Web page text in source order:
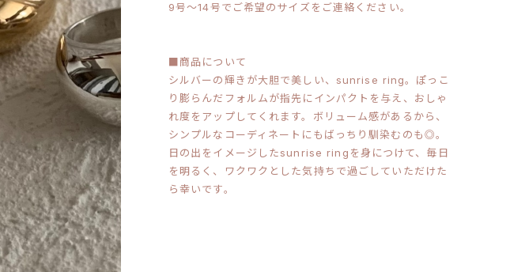
9号〜14号でご希望のサイズをご連絡ください。
■商品について
シルバーの輝きが大胆で美しい、sunrise ring。ぽっこ
り膨らんだフォルムが指先にインパクトを与え、おしゃ
れ度をアップしてくれます。ボリューム感があるから、
シンプルなコーディネートにもばっちり馴染むのも◎。
日の出をイメージしたsunrise ringを身につけて、毎日
を明るく、ワクワクとした気持ちで過ごしていただけた
ら幸いです。